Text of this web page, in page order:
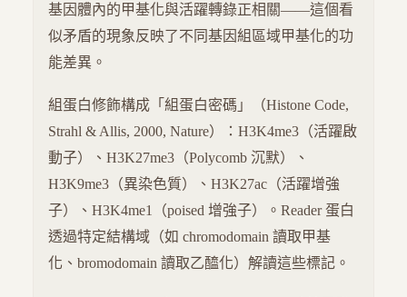
基因體內的甲基化與活躍轉錄正相關——這個看
似矛盾的現象反映了不同基因組區域甲基化的功
能差異。
組蛋白修飾構成「組蛋白密碼」（Histone Code,
Strahl & Allis, 2000, Nature）：H3K4me3（活躍啟
動子）、H3K27me3（Polycomb 沉默）、
H3K9me3（異染色質）、H3K27ac（活躍增強
子）、H3K4me1（poised 增強子）。Reader 蛋白
透過特定結構域（如 chromodomain 讀取甲基
化、bromodomain 讀取乙醯化）解讀這些標記。